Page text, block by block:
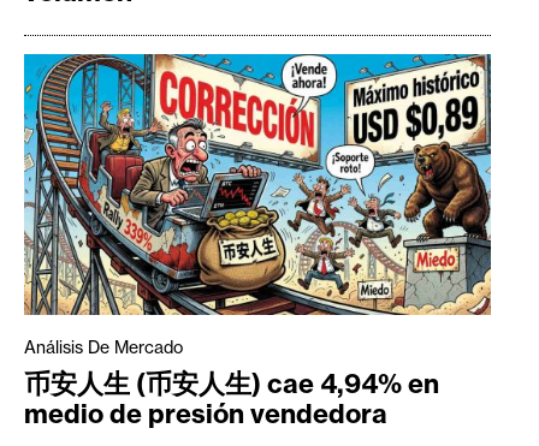
Análisis De Mercado
币安人生 (币安人生) cae 4,94% en
medio de presión vendedora